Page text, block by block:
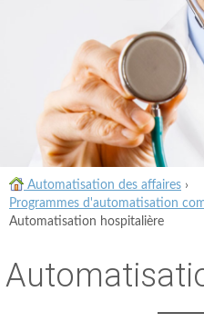
Automatisation des affaires ›
Programmes d'automatisation
Automatisation hospitalière